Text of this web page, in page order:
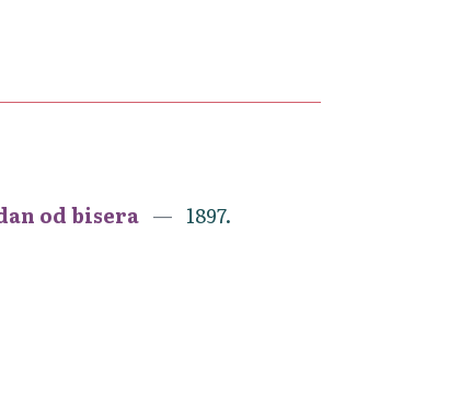
od bisera
1897.